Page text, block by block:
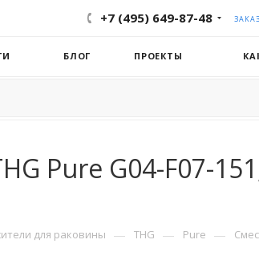
+7 (495) 649-87-48
БЛОГ ПРОЕКТЫ
Pure G04-F07-
для раковины — THG — Pure —